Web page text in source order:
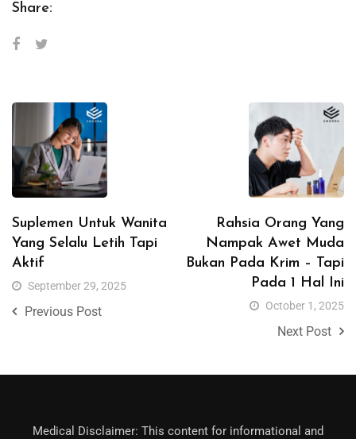
Share:
Suplemen Untuk Wanita
Yang Selalu Letih Tapi
Aktif
September 29, 2025
Previous Post
Rahsia Orang Yang
Nampak Awet Muda
Bukan Pada Krim – Tapi
Pada 1 Hal Ini
October 1, 2025
Next Post
Medical Disclaimer: This content for informational and